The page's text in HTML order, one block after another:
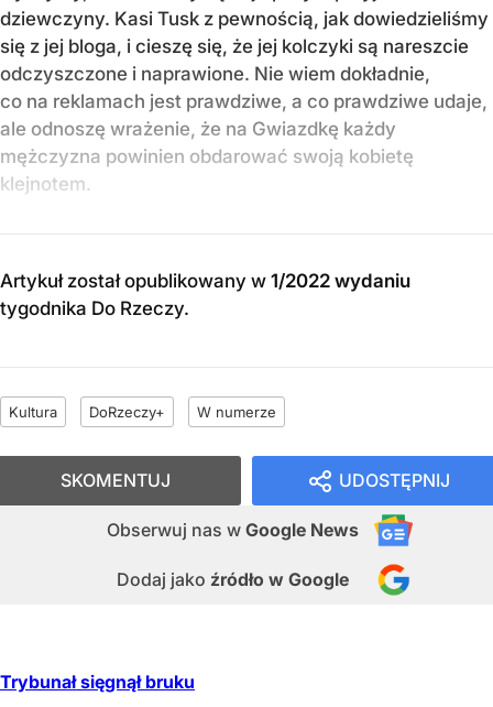
dziewczyny. Kasi Tusk z pewnością, jak dowiedzieliśmy
się z jej bloga, i cieszę się, że jej kolczyki są nareszcie
odczyszczone i naprawione. Nie wiem dokładnie,
co na reklamach jest prawdziwe, a co prawdziwe udaje,
ale odnoszę wrażenie, że na Gwiazdkę każdy
mężczyzna powinien obdarować swoją kobietę
klejnotem.
Artykuł został opublikowany w 1/2022 wydaniu
tygodnika Do Rzeczy.
Kultura DoRzeczy+ W numerze
UDOSTĘPNIJ
Obserwuj nas w Google News
Dodaj jako źródło w Google
SKOMENTUJ
Trybunał sięgnął bruku